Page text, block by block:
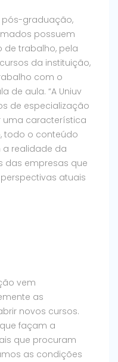
graduação,
possuem
trabalho, pela
da instituição,
com o
de aula. “A Uniuv
de especialização
uma característica
todo o conteúdo
realidade da
das empresas que
atuais
vem
as
novos cursos.
façam a
que procuram
as condições